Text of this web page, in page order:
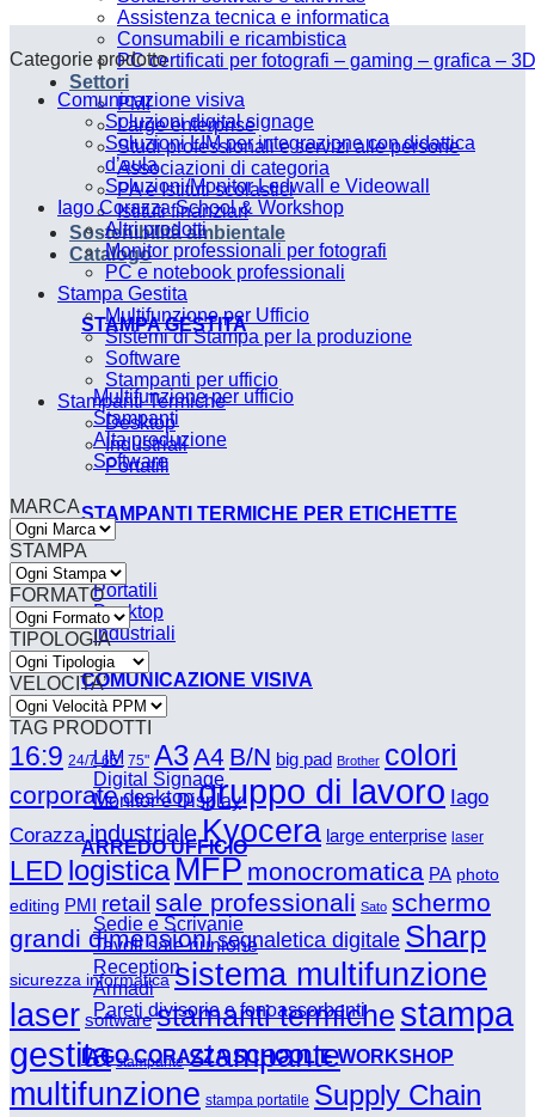
Assistenza tecnica e informatica
Consumabili e ricambistica
PC certificati per fotografi – gaming – grafica – 3D
Settori
PMI
Large enterprise
Studi professionali e servizi alle persone
Associazioni di categoria
PA e Istituti scolastici
Istituti finanziari
Sostenibilità ambientale
Catalogo
STAMPA GESTITA
Multifunzione per ufficio
Stampanti
Alta produzione
Software
STAMPANTI TERMICHE PER ETICHETTE
Portatili
Desktop
Industriali
COMUNICAZIONE VISIVA
LIM
Digital Signage
Monitor e Display
ARREDO UFFICIO
Sedie e Scrivanie
Tavoli sale riunione
Reception
Armadi
Pareti divisorie e fonoassorbenti
IAGO CORAZZA SCHOOL E WORKSHOP
Categorie prodotto
Comunicazione visiva
Soluzioni digital signage
Soluzioni LIM per integrazione con didattica
d’aula
Soluzioni/Monitor Ledwall e Videowall
Iago Corazza School & Workshop
Altri prodotti
Monitor professionali per fotografi
PC e notebook professionali
Stampa Gestita
Multifunzione per Ufficio
Sistemi di Stampa per la produzione
Software
Stampanti per ufficio
Stampanti Termiche
Desktop
Industriali
Portatili
MARCA
STAMPA
FORMATO
TIPOLOGIA
VELOCITA’
TAG PRODOTTI
16:9 24/7 65" 75" A3A4 B/N big pad Brother colori
corporate desktop gruppo di lavoro Iago
Corazza industrialeKyocera large enterprise laser
LED logisticaMFP monocromatica PA photo
editing PMI retail sale professionali Sato schermo
grandi dimensioni segnaletica digitale Sharp
sicurezza informatica sistema multifunzione
laser software stamanti termiche stampa
gestita stampante stampante
multifunzione stampa portatile Supply Chain